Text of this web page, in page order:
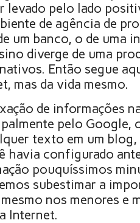
levado pelo lado
de agência de
um banco, o de uma
diverge de uma
Então segue
mas da vida mesmo.
de informações
pelo Google,
texto em um
havia configurado
pouquíssimos
subestimar a
nos menores e
Internet.